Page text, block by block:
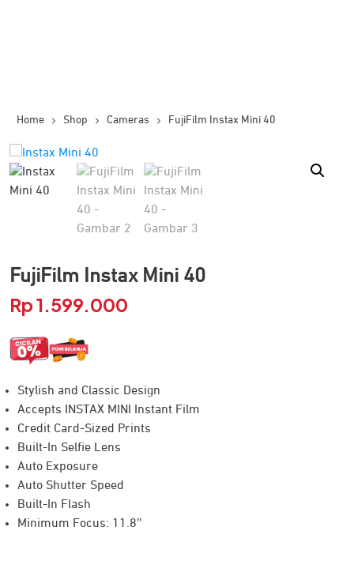
Home Shop Cameras FujiFilm Instax Mini 40
FujiFilm Instax Mini 40
Rp1.599.000
Stylish and Classic Design
Accepts INSTAX MINI Instant Film
Credit Card-Sized Prints
Built-In Selfie Lens
Auto Exposure
Auto Shutter Speed
Built-In Flash
Minimum Focus: 11.8″